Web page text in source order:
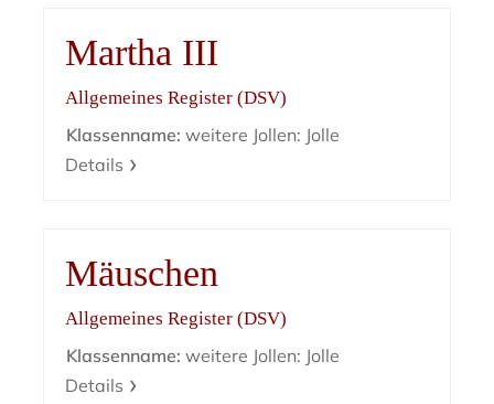
Martha III
Allgemeines Register (DSV)
Klassenname: weitere Jollen: Jolle
Details
Mäuschen
Allgemeines Register (DSV)
Klassenname: weitere Jollen: Jolle
Details